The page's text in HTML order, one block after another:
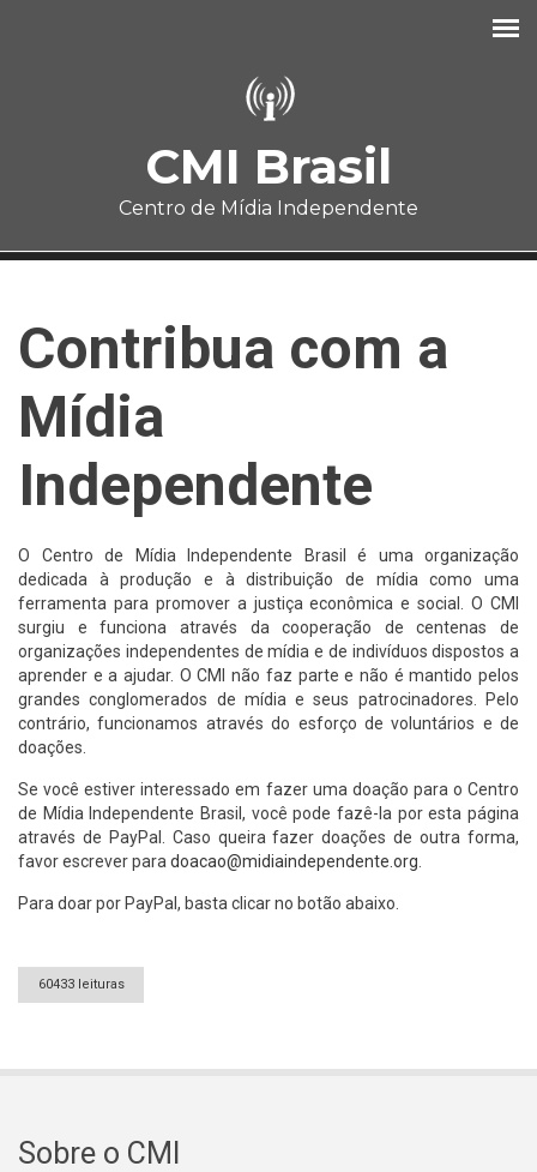
CMI Brasil
Centro de Mídia Independente
Contribua com a
Mídia
Independente
O Centro de Mídia Independente Brasil é uma organização
dedicada à produção e à distribuição de mídia como uma
ferramenta para promover a justiça econômica e social. O CMI
surgiu e funciona através da cooperação de centenas de
organizações independentes de mídia e de indivíduos dispostos a
aprender e a ajudar. O CMI não faz parte e não é mantido pelos
grandes conglomerados de mídia e seus patrocinadores. Pelo
contrário, funcionamos através do esforço de voluntários e de
doações.
Se você estiver interessado em fazer uma doação para o Centro
de Mídia Independente Brasil, você pode fazê-la por esta página
através de PayPal. Caso queira fazer doações de outra forma,
favor escrever para doacao@midiaindependente.org
Para doar por PayPal, basta clicar no botão abaixo.
60433 leituras
Sobre o CMI